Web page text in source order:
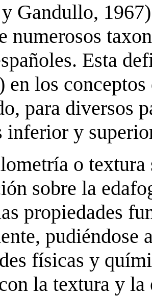
Gandullo,
numerosos
Esta
en los
para diversos
inferior y
o
sobre la
propiedades
pudiéndose
físicas y
la textura y la